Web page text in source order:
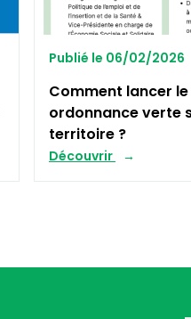
Publié le 06/02/2026
Comment lancer
ordonnance verte
territoire ?
Découvrir